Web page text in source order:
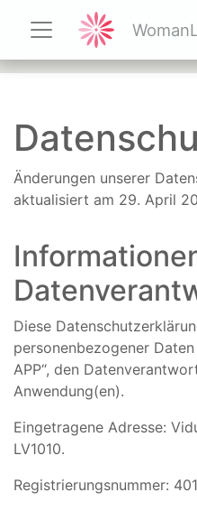
Änderungen unserer
aktualisiert am 29. April
Diese
personenbezogener Daten
APP“, den
Anwendung(en).
Eingetragene Adresse:
LV1010.
Registrierungsnummer: